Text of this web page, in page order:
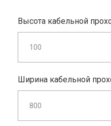
Высота кабельной
Ширина кабельной